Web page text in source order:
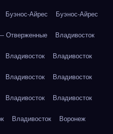
Буэнос-Айрес Буэнос-Айрес
Отверженные Владивосток
Владивосток Владивосток
Владивосток Владивосток
Владивосток Владивосток
Владивосток Воронеж